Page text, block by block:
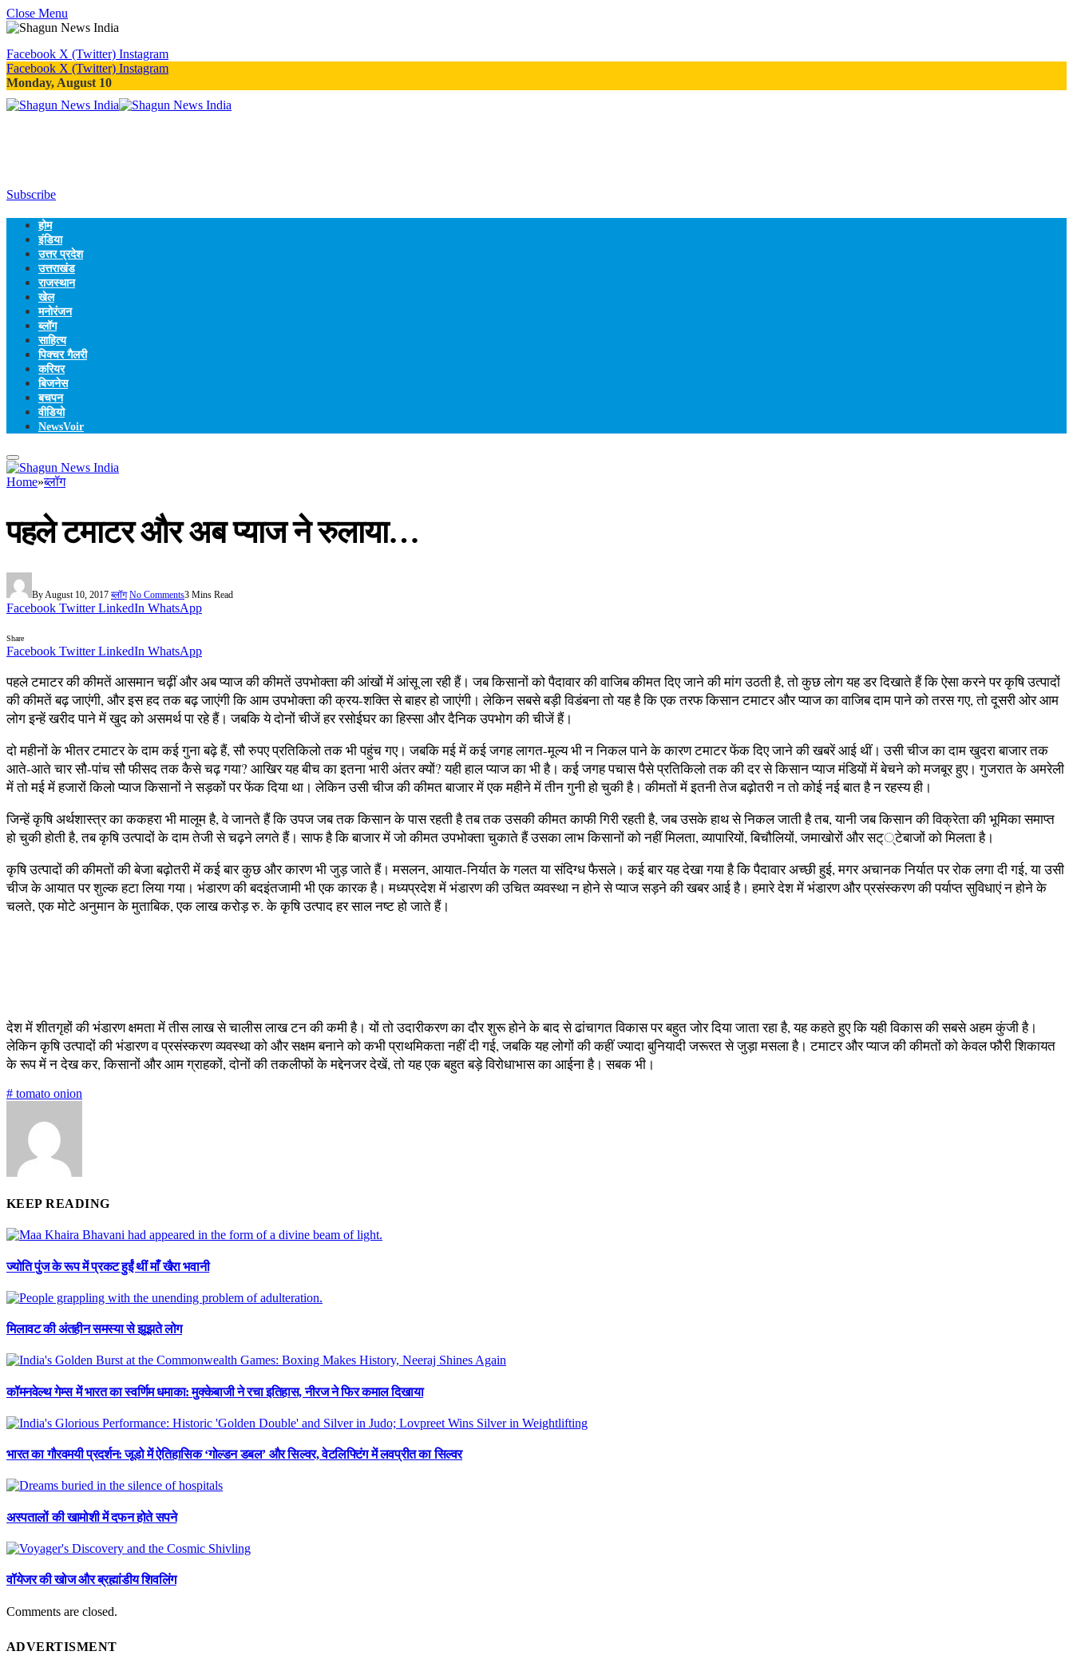
Close Menu
Facebook X (Twitter) Instagram
Facebook X (Twitter) Instagram
Monday, August 10
Subscribe
होम
इंडिया
उत्तर प्रदेश
उत्तराखंड
राजस्थान
खेल
मनोरंजन
ब्लॉग
साहित्य
पिक्चर गैलरी
करियर
बिजनेस
बचपन
वीडियो
NewsVoir
Home»ब्लॉग
पहले टमाटर और अब प्याज ने रुलाया…
By August 10, 2017 ब्लॉग No Comments3 Mins Read
Facebook Twitter LinkedIn WhatsApp
Share
Facebook Twitter LinkedIn WhatsApp
पहले टमाटर की कीमतें आसमान चढ़ीं और अब प्याज की कीमतें उपभोक्ता की आंखों में आंसू ला रही हैं। जब किसानों को पैदावार की वाजिब कीमत दिए जाने की मांग उठती है, तो कुछ लोग यह डर दिखाते हैं कि ऐसा करने पर कृषि उत्पादों
की कीमतें बढ़ जाएंगी, और इस हद तक बढ़ जाएंगी कि आम उपभोक्ता की क्रय-शक्ति से बाहर हो जाएंगी। लेकिन सबसे बड़ी विडंबना तो यह है कि एक तरफ किसान टमाटर और प्याज का वाजिब दाम पाने को तरस गए, तो दूसरी ओर आम
लोग इन्हें खरीद पाने में खुद को असमर्थ पा रहे हैं। जबकि ये दोनों चीजेंहर रसोईघर का हिस्सा और दैनिक उपभोग की चीजें हैं।
दो महीनों के भीतर टमाटर के दाम कई गुना बढ़े हैं, सौ रुपए प्रतिकिलो तक भी पहुंच गए। जबकि मई में कई जगह लागत-मूल्य भी न निकल पाने के कारण टमाटर फेंक दिए जाने की खबरें आई थीं। उसी चीज का दाम खुदरा बाजार तक
आते-आते चार सौ-पांच सौ फीसद तक कैसे चढ़ गया? आखिर यह बीच का इतना भारी अंतर क्यों? यही हाल प्याज का भी है। कई जगह पचास पैसे प्रतिकिलो तक की दर से किसान प्याज मंडियों में बेचने को मजबूर हुए। गुजरात के अमरेली
में तो मई में हजारों किलो प्याज किसानों ने सड़कों पर फेंक दिया था। लेकिन उसी चीज की कीमत बाजार में एक महीने में तीन गुनी हो चुकी है। कीमतों में इतनी तेज बढ़ोतरी न तो कोई नई बात है न रहस्य ही।
जिन्हें कृषि अर्थशास्त्र का ककहरा भी मालूम है, वे जानते हैं कि उपज जब तक किसान के पास रहती है तब तक उसकी कीमत काफी गिरी रहती है, जब उसके हाथ से निकल जाती है तब, यानी जब किसान की विक्रेता की भूमिका समाप्त
हो चुकी होती है, तब कृषि उत्पादों के दाम तेजी से चढ़ने लगते हैं। साफ है कि बाजार में जो कीमत उपभोक्ता चुकाते हैं उसका लाभ किसानों को नहीं मिलता, व्यापारियों, बिचौलियों, जमाखोरों और सट््टेबाजों को मिलता है।
कृषि उत्पादों की कीमतों की बेजा बढ़ोतरी में कई बार कुछ और कारण भी जुड़ जाते हैं। मसलन, आयात-निर्यात के गलत या संदिग्ध फैसले। कई बार यह देखा गया है कि पैदावार अच्छी हुई, मगर अचानक निर्यात पर रोक लगा दी गई, या उसी
चीज के आयात पर शुल्क हटा लिया गया। भंडारण की बदइंतजामी भी एक कारक है। मध्यप्रदेश में भंडारण की उचित व्यवस्था न होने से प्याज सड़ने की खबर आई है। हमारे देश में भंडारण और प्रसंस्करण की पर्याप्त सुविधाएं न होने के
चलते, एक मोटे अनुमान के मुताबिक, एक लाख करोड़ रु. के कृषि उत्पाद हर साल नष्ट हो जाते हैं।
देश में शीतगृहों की भंडारण क्षमता में तीस लाख से चालीस लाख टन की कमी है। यों तो उदारीकरण का दौर शुरू होने के बाद से ढांचागत विकास पर बहुत जोर दिया जाता रहा है, यह कहते हुए कि यही विकास की सबसे अहम कुंजी है।
लेकिन कृषि उत्पादों की भंडारण व प्रसंस्करण व्यवस्था को और सक्षम बनाने को कभी प्राथमिकता नहीं दी गई, जबकि यह लोगों की कहीं ज्यादा बुनियादी जरूरत से जुड़ा मसला है। टमाटर और प्याज की कीमतों को केवल फौरी शिकायत
के रूप में न देख कर, किसानों और आम ग्राहकों, दोनों की तकलीफों के मद्देनजर देखें, तो यह एक बहुत बड़े विरोधाभास का आईना है। सबक भी।
# tomato onion
KEEP READING
ज्योति पुंज के रूप में प्रकट हुईं थीं माँ खैरा भवानी
मिलावट की अंतहीन समस्या से झूझते लोग
कॉमनवेल्थ गेम्स में भारत का स्वर्णिम धमाका: मुक्केबाजी ने रचा इतिहास, नीरज ने फिर कमाल दिखाया
भारत का गौरवमयी प्रदर्शन: जूडो में ऐतिहासिक ‘गोल्डन डबल’ और सिल्वर, वेटलिफ्टिंग में लवप्रीत का सिल्वर
अस्पतालों की खामोशी में दफन होते सपने
वॉयेजर की खोज और ब्रह्मांडीय शिवलिंग
Comments are closed.
ADVERTISMENT